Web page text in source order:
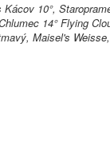
Kácov 10°,
14° Flying
Maisel's